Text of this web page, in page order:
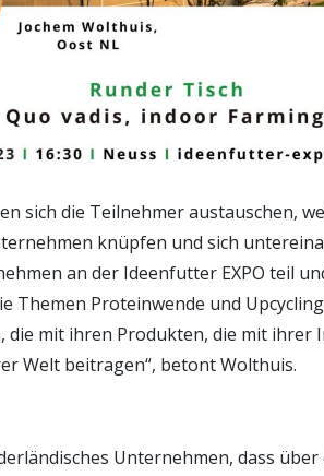
sich die Teilnehmer austauschen,
knüpfen und sich
an der Ideenfutter EXPO teil
Themen Proteinwende und
die mit ihren Produkten, die mit ihrer
Welt beitragen“, betont Wolthuis.
Unternehmen, dass über